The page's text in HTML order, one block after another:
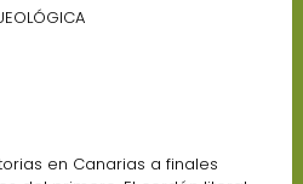
en Canarias a finales